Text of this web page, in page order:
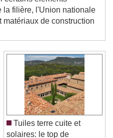
certains éléments
la filière, l'Union nationale
de construction
Tuiles terre cuite et